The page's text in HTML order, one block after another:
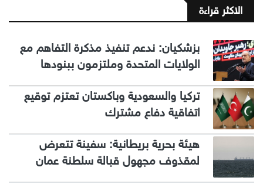
الاكثر قراءة
بزشكيان: ندعم تنفيذ مذكرة التفاهم مع
الولايات المتحدة وملتزمون ببنودها
تركيا والسعودية وباكستان تعتزم توقيع
اتفاقية دفاع مشترك
هيئة بحرية بريطانية: سفينة تتعرض
لمقذوف مجهول قبالة سلطنة عمان